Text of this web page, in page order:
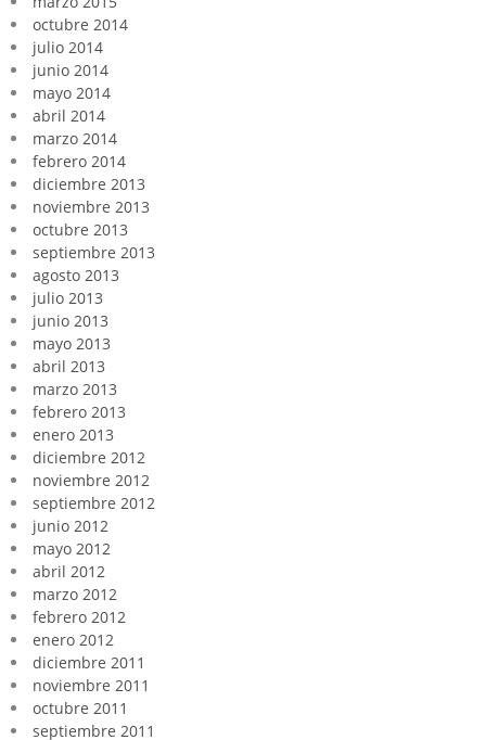
octubre 2014
julio 2014
junio 2014
mayo 2014
abril 2014
marzo 2014
febrero 2014
diciembre 2013
noviembre 2013
octubre 2013
septiembre 2013
agosto 2013
julio 2013
junio 2013
mayo 2013
abril 2013
marzo 2013
febrero 2013
enero 2013
diciembre 2012
noviembre 2012
septiembre 2012
junio 2012
mayo 2012
abril 2012
marzo 2012
febrero 2012
enero 2012
diciembre 2011
noviembre 2011
octubre 2011
septiembre 2011